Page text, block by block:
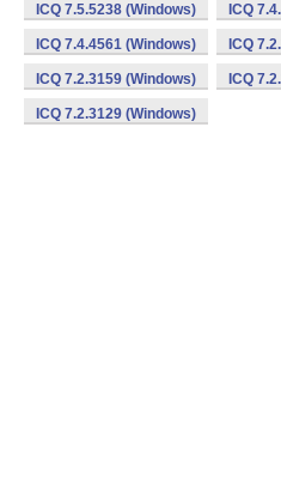
ICQ 7.5.5238 (Windows) ICQ
ICQ 7.4.4561 (Windows) ICQ
ICQ 7.2.3159 (Windows) ICQ
ICQ 7.2.3129 (Windows)